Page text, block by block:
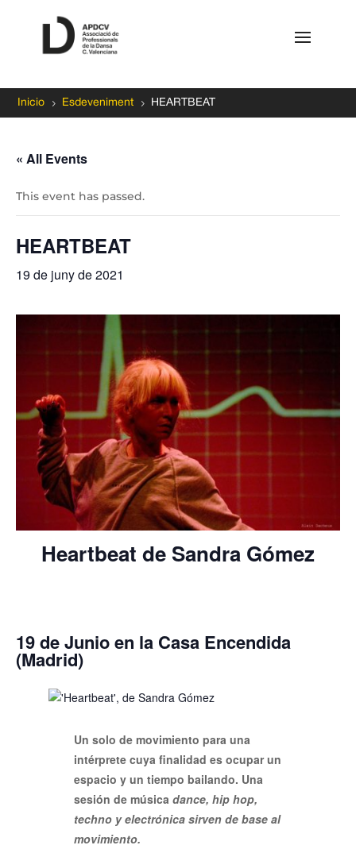
Inicio 5 Esdeveniment 5 HEARTBEAT
« All Events
This event has passed.
HEARTBEAT
19 de juny de 2021
Heartbeat de Sandra Gómez
19 de Junio en la Casa Encendida
(Madrid)
Un solo de movimiento para una
intérprete cuya finalidad es ocupar un
espacio y un tiempo bailando. Una
sesión de músicadance, hip hop,
techno y electrónica sirven de base al
movimiento.